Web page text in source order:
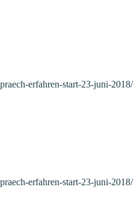
erfahren-start-23-juni-2018/
erfahren-start-23-juni-2018/